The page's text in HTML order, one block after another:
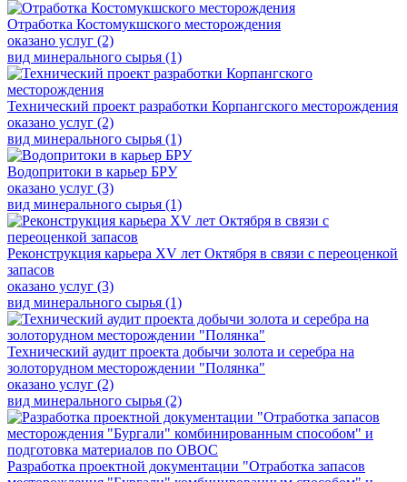
Отработка Костомукшского месторождения
оказано услуг (2)
вид минерального сырья (1)
Технический проект разработки Корпангского месторождения
оказано услуг (2)
вид минерального сырья (1)
Водопритоки в карьер БРУ
оказано услуг (3)
вид минерального сырья (1)
Реконструкция карьера XV лет Октября в связи с переоценкой
запасов
оказано услуг (3)
вид минерального сырья (1)
Технический аудит проекта добычи золота и серебра на
золоторудном месторождении "Полянка"
оказано услуг (2)
вид минерального сырья (2)
Разработка проектной документации "Отработка запасов